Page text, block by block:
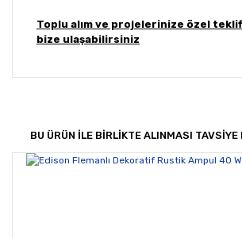
Toplu alım ve projelerinize özel
bize ulaşabilirsiniz
Yorum Yaz
Bu ürünün fiyat bilgisi, resim, ürün
Ürün resmi kalitesiz, bozuk veya
BU ÜRÜN İLE BİRLİKTE ALINMASI TAVSİYE